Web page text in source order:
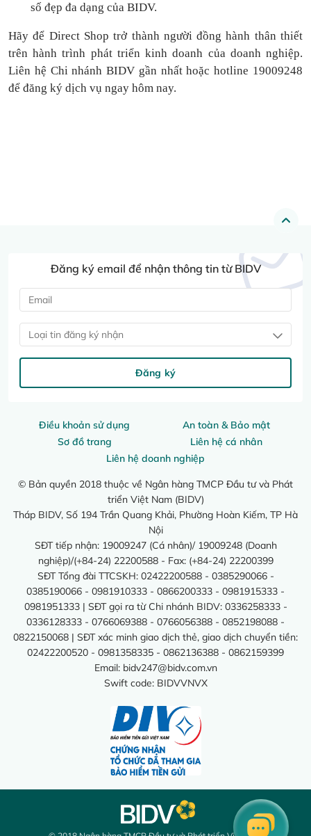
số đẹp đa dạng của BIDV.
Hãy để Direct Shop trở thành người đồng hành thân thiết
trên hành trình phát triển kinh doanh của doanh nghiệp.
Liên hệ Chi nhánh BIDV gần nhất hoặc hotline 19009248
để đăng ký dịch vụ ngay hôm nay.
Điều khoản sử dụng
An toàn & Bảo mật
Sơ đồ trang
Liên hệ cá nhân
Liên hệ doanh nghiệp
© Bản quyền 2018 thuộc về Ngân hàng TMCP Đầu tư và Phát
triển Việt Nam (BIDV)
Tháp BIDV, Số 194 Trần Quang Khải, Phường Hoàn Kiếm, TP Hà
Nội
SĐT tiếp nhận: 19009247 (Cá nhân)/ 19009248 (Doanh
nghiệp)/(+84-24) 22200588 - Fax: (+84-24) 22200399
SĐT Tổng đài TTCSKH: 02422200588 - 0385290066 -
0385190066 - 0981910333 - 0866200333 - 0981915333 -
0981951333 | SĐT gọi ra từ Chi nhánh BIDV: 0336258333 -
0336128333 - 0766069388 - 0766056388 - 0852198088 -
0822150068 | SĐT xác minh giao dịch thẻ, giao dịch chuyển tiền:
02422200520 - 0981358335 - 0862136388 - 0862159399
Email: bidv247@bidv.com.vn
Swift code: BIDVVNVX
Đăng ký email để nhận thông tin từ BIDV
Loại tin đăng ký nhận
Đăng ký